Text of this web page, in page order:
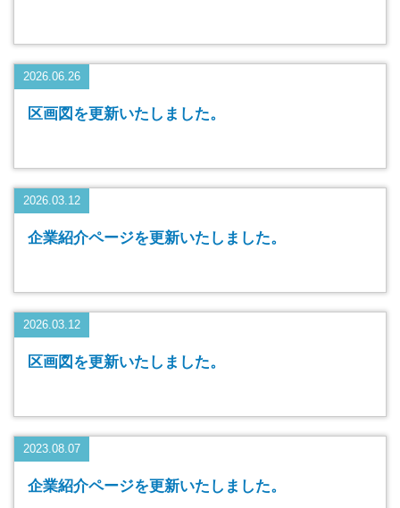
2026.06.26
区画図を更新いたしました。
2026.03.12
企業紹介ページを更新いたしました。
2026.03.12
区画図を更新いたしました。
2023.08.07
企業紹介ページを更新いたしました。